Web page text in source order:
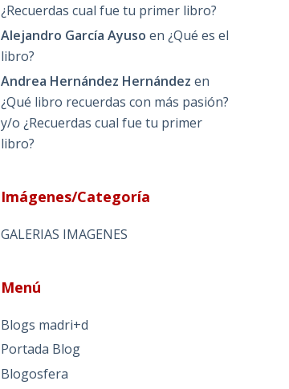
¿Recuerdas cual fue tu primer libro?
Alejandro García Ayuso en¿Qué es el
libro?
Andrea Hernández Hernández en
¿Qué libro recuerdas con más pasión?
y/o ¿Recuerdas cual fue tu primer
libro?
Imágenes/Categoría
GALERIAS IMAGENES
Menú
Blogs madri+d
Portada Blog
Blogosfera